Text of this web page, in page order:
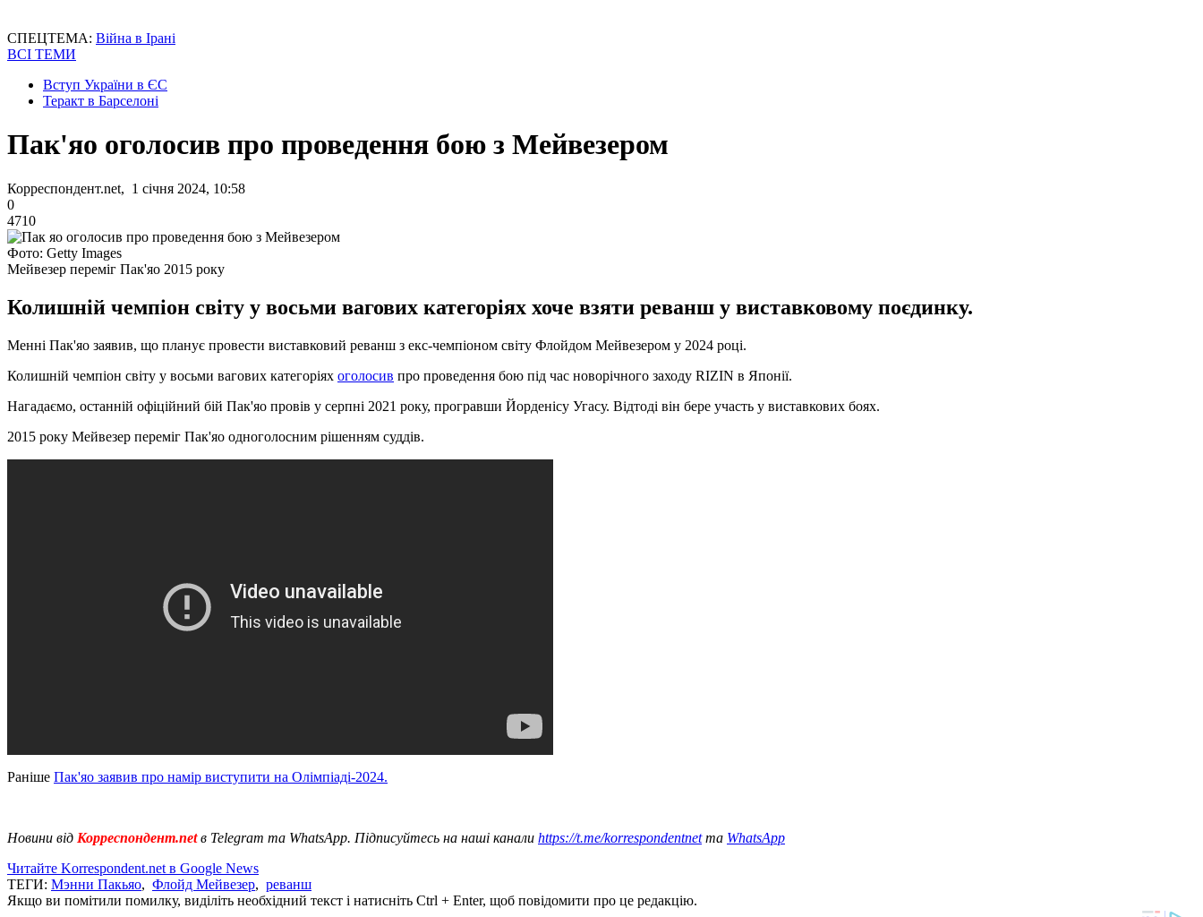
СПЕЦТЕМА: Війна в Ірані
ВСІ ТЕМИ
Вступ України в ЄС
Теракт в Барселоні
Пак'яо оголосив про проведення бою з Мейвезером
Корреспондент.net, 1 січня 2024, 10:58
0
4710
Фото: Getty Images
Мейвезер переміг Пак'яо 2015 року
Колишній чемпіон світу у восьми вагових категоріях хоче взяти реванш у виставковому поєдинку.
Менні Пак'яо заявив, що планує провести виставковий реванш з екс-чемпіоном світу Флойдом Мейвезером у 2024 році.
Колишній чемпіон світу у восьми вагових категоріях оголосив про проведення бою під час новорічного заходу RIZIN в Японії.
Нагадаємо, останній офіційний бій Пак'яо провів у серпні 2021 року, програвши Йорденісу Угасу. Відтоді він бере участь у виставкових боях.
2015 року Мейвезер переміг Пак'яо одноголосним рішенням суддів.
Раніше Пак'яо заявив про намір виступити на Олімпіаді-2024.
Новини від Корреспондент.netв Telegram та WhatsApp. Підписуйтесь на наші канали https://t.me/korrespondentnetта WhatsApp
Читайте Korrespondent.net в Google News
ТЕГИ: Мэнни Пакьяо, Флойд Мейвезер, реванш
Якщо ви помітили помилку, виділіть необхідний текст і натисніть Ctrl + Enter, щоб повідомити про це редакцію.